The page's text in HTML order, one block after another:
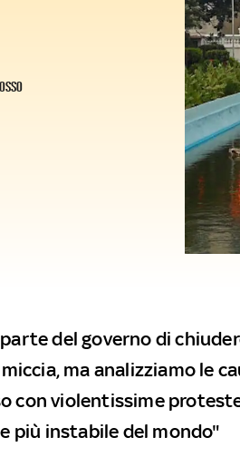
parte del governo di
ma analizziamo le
con violentissime
più instabile del mondo"